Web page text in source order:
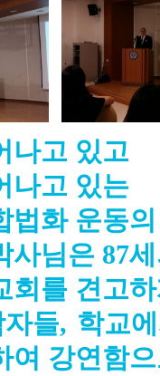
나고 있고
나고 있는
법화 운동
사님은 87
회를 견고
들, 학교
여 강연함